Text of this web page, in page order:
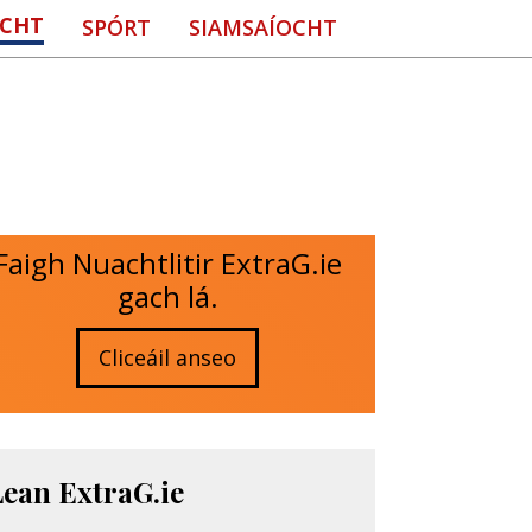
SPÓRT SIAMSAÍOCHT
Nuachtlitir ExtraG.ie
gach lá.
Cliceáil anseo
ExtraG.ie